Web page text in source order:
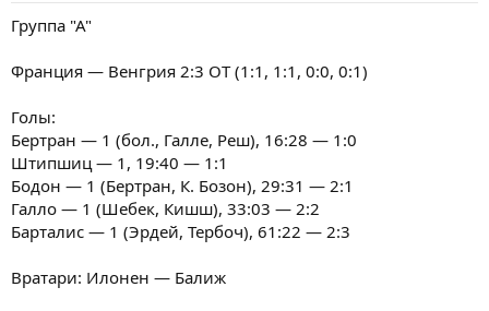
Группа "А"
Франция — Венгрия 2:3 ОТ (1:1, 1:1, 0:0, 0:1)
Голы:
Бертран — 1 (бол., Галле, Реш), 16:28 — 1:0
Штипшиц — 1, 19:40 — 1:1
Бодон — 1 (Бертран, К. Бозон), 29:31 — 2:1
Галло — 1 (Шебек, Кишш), 33:03 — 2:2
Барталис — 1 (Эрдей, Тербоч), 61:22 — 2:3
Вратари: Илонен — Балиж